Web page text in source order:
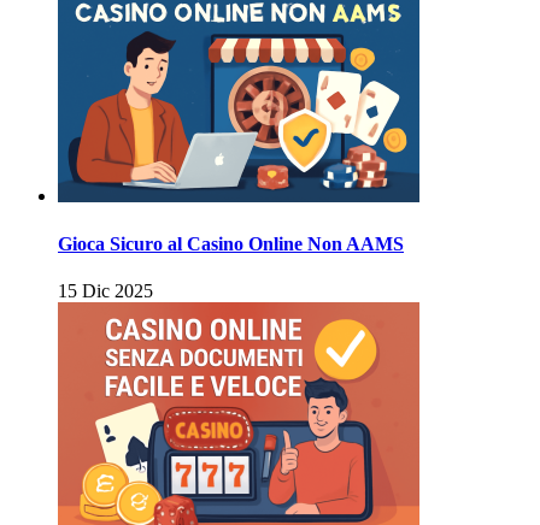
Gioca Sicuro al Casino Online Non AAMS
15 Dic 2025